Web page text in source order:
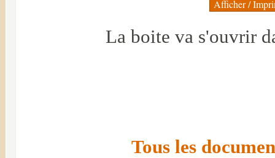
La boite va s'ouvrir
Tous les